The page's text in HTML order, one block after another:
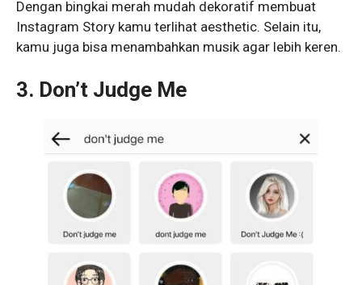
Dengan bingkai merah mudah dekoratif membuat
Instagram Story kamu terlihat aesthetic. Selain itu,
kamu juga bisa menambahkan musik agar lebih keren.
3. Don’t Judge Me